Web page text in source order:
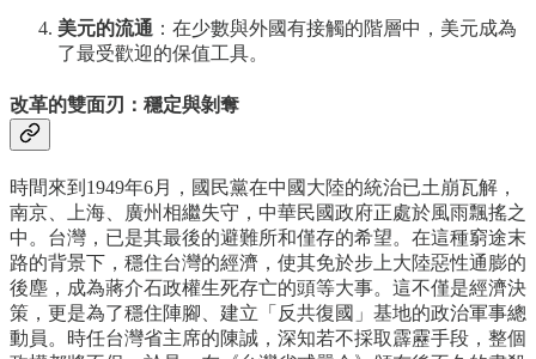
美元的流通 ：在少數與外國有接觸的階層中，美元成為
了最受歡迎的保值工具。
改革的雙面刃：穩定與剝奪
時間來到1949年6月，國民黨在中國大陸的統治已土崩瓦解，
南京、上海、廣州相繼失守，中華民國政府正處於風雨飄搖之
中。台灣，已是其最後的避難所和僅存的希望。在這種窮途末
路的背景下，穩住台灣的經濟，使其免於步上大陸惡性通膨的
後塵，成為蔣介石政權生死存亡的頭等大事。這不僅是經濟決
策，更是為了穩住陣腳、建立「反共復國」基地的政治軍事總
動員。時任台灣省主席的陳誠，深知若不採取霹靂手段，整個